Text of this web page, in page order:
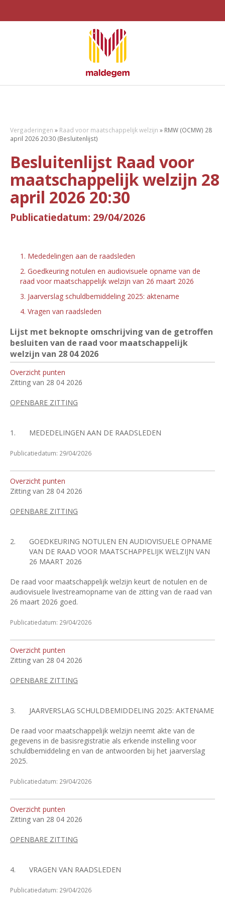
Vergaderingen » Raad voor maatschappelijk welzijn » RMW (OCMW) 28
april 2026 20:30 (Besluitenlijst)
Besluitenlijst Raad voor
maatschappelijk welzijn 28
april 2026 20:30
Publicatiedatum: 29/04/2026
1. Mededelingen aan de raadsleden
2. Goedkeuring notulen en audiovisuele opname van de
raad voor maatschappelijk welzijn van 26 maart 2026
3. Jaarverslag schuldbemiddeling 2025: aktename
4. Vragen van raadsleden
Lijst met beknopte omschrijving van de getroffen
besluiten van de raad voor maatschappelijk
welzijn van 28 04 2026
Overzicht punten
Zitting van 28 04 2026
OPENBARE ZITTING
1. MEDEDELINGEN AAN DE RAADSLEDEN
Publicatiedatum: 29/04/2026
Overzicht punten
Zitting van 28 04 2026
OPENBARE ZITTING
2.
GOEDKEURING NOTULEN EN AUDIOVISUELE OPNAME
VAN DE RAAD VOOR MAATSCHAPPELIJK WELZIJN VAN
26 MAART 2026
De raad voor maatschappelijk welzijn keurt de notulen en de
audiovisuele livestreamopname van de zitting van de raad van
26 maart 2026 goed.
Publicatiedatum: 29/04/2026
Overzicht punten
Zitting van 28 04 2026
OPENBARE ZITTING
3. JAARVERSLAG SCHULDBEMIDDELING 2025: AKTENAME
De raad voor maatschappelijk welzijn neemt akte van de
gegevens in de basisregistratie als erkende instelling voor
schuldbemiddeling en van de antwoorden bij het jaarverslag
2025.
Publicatiedatum: 29/04/2026
Overzicht punten
Zitting van 28 04 2026
OPENBARE ZITTING
4. VRAGEN VAN RAADSLEDEN
Publicatiedatum: 29/04/2026